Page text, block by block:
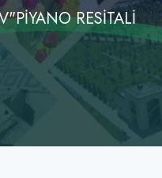
RESİTALİ